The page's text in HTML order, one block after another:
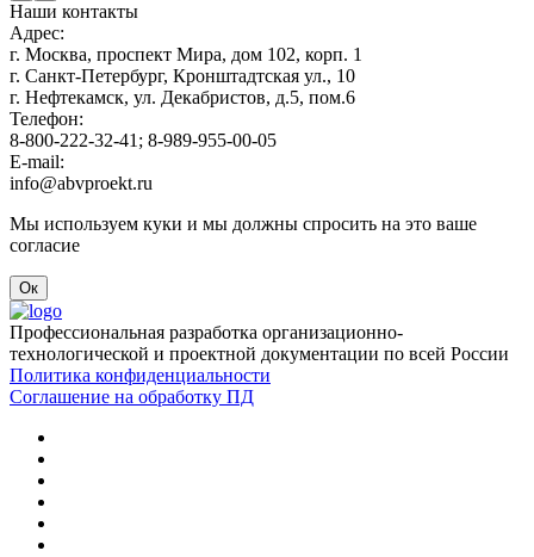
Наши контакты
Адрес:
г. Москва, проспект Мира, дом 102, корп. 1
г. Санкт-Петербург, Кронштадтская ул., 10
г. Нефтекамск, ул. Декабристов, д.5, пом.6
Телефон:
8-800-222-32-41; 8-989-955-00-05
E-mail:
info@abvproekt.ru
Мы используем куки и мы должны спросить на это ваше
согласие
Ок
Профессиональная разработка организационно-
технологической и проектной документации по всей России
Политика конфиденциальности
Соглашение на обработку ПД